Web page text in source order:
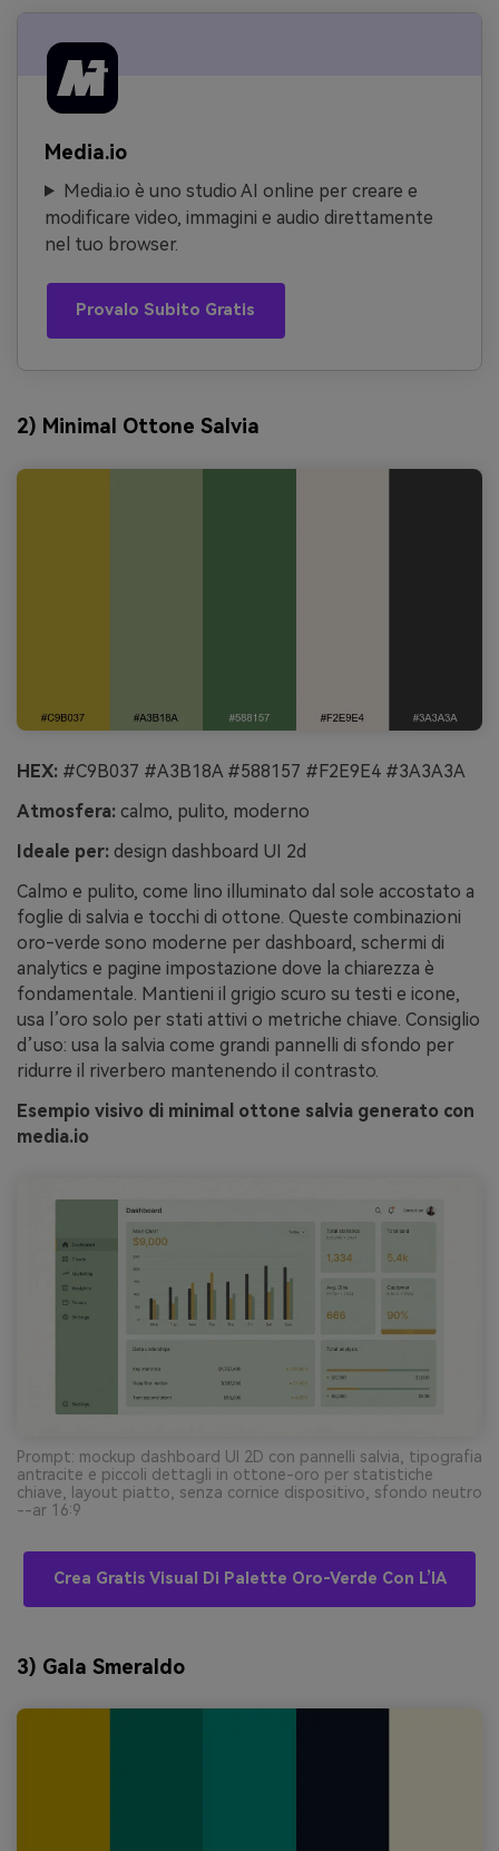
Media.io
Media.io è uno studio AI online per creare e
modificare video, immagini e audio direttamente
nel tuo browser.
Provalo Subito Gratis
2) Minimal Ottone Salvia
HEX: #C9B037 #A3B18A #588157 #F2E9E4 #3A3A3A
Atmosfera: calmo, pulito, moderno
Ideale per: design dashboard UI 2d
Calmo e pulito, come lino illuminato dal sole accostato a
foglie di salvia e tocchi di ottone. Queste combinazioni
oro-verde sono moderne per dashboard, schermi di
analytics e pagine impostazione dove la chiarezza è
fondamentale. Mantieni il grigio scuro su testi e icone,
usa l’oro solo per stati attivi o metriche chiave. Consiglio
d’uso: usa la salvia come grandi pannelli di sfondo per
ridurre il riverbero mantenendo il contrasto.
Esempio visivo di minimal ottone salvia generato con
media.io
Prompt: mockup dashboard UI 2D con pannelli salvia, tipografia
antracite e piccoli dettagli in ottone-oro per statistiche
chiave, layout piatto, senza cornice dispositivo, sfondo neutro
--ar 16:9
Crea Gratis Visual Di Palette Oro-Verde Con L’IA
3) Gala Smeraldo